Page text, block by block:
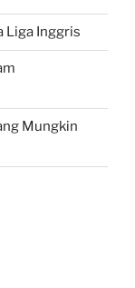
Liga Inggris
Mungkin